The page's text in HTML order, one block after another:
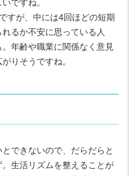
ですね。
すが、中には4回ほどの短期
るか不安に思っている人
年齢や職業に関係なく意見
りそうですね。
できないので、だらだらと
生活リズムを整えることが